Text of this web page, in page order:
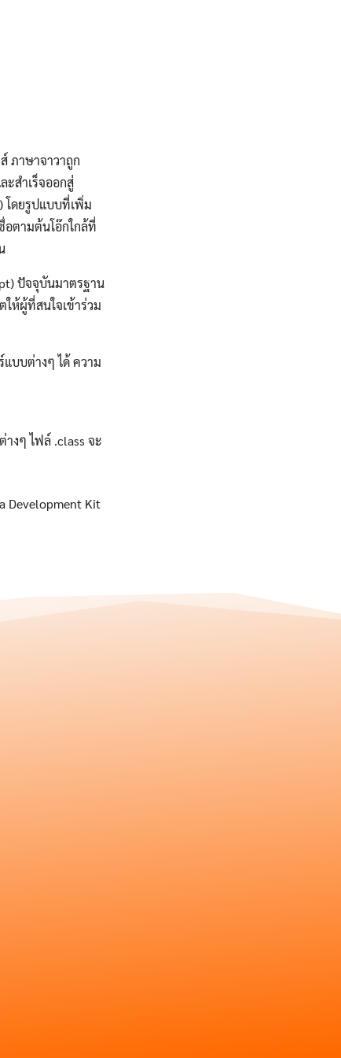
ภาษาจาวาถูก
ะสำเร็จออกสู่
โดยรูปแบบที่เพิ่ม
อตามต้นโอ๊กใกล้ที่
ปัจจุบันมาตรฐาน
ให้ผู้ที่สนใจเข้าร่วม
บบต่างๆ ได้ ความ
างๆ ไฟล์ .class จะ
Development Kit